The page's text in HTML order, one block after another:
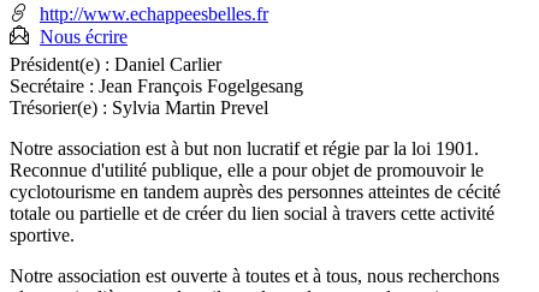
:
http://www.echappeesbelles.fr
Nous écrire
Président(e) : Daniel Carlier
Secrétaire : Jean François Fogelgesang
Trésorier(e) : Sylvia Martin Prevel
Notre association est à but non lucratif et régie par la loi 1901.
Reconnue d'utilité publique, elle a pour objet de promouvoir le
cyclotourisme en tandem auprès des personnes atteintes de cécité
totale ou partielle et de créer du lien social à travers cette activité
sportive.
Notre association est ouverte à toutes et à tous, nous recherchons